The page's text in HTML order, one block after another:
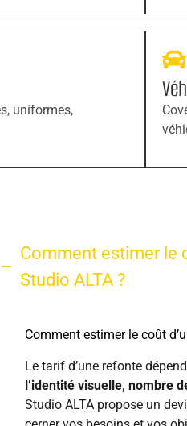
uniformes,
Comment estimer le
Studio ALTA ?
Comment estimer le coût
Le tarif d’une refonte
l’identité visuelle, nombre
Studio ALTA propose un